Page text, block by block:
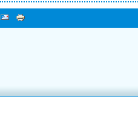
جشنواره کن، راه برای مستقل‌ها باز است